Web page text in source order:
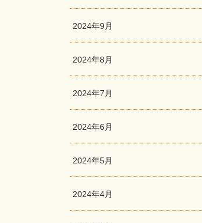
2024年9月
2024年8月
2024年7月
2024年6月
2024年5月
2024年4月